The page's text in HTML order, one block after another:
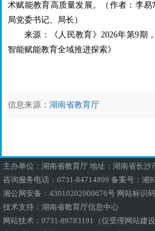
术赋能教育高质量发展。
（ 作者： 李易
局党委书记、局长）
来源：《人民教育》2026年第9期
智能赋能教育全域推进探索》
信息来源： 湖南省教育厅
主办单位：湖南省教育厅 地址：湖南省长沙
咨询服务电话：0731-84714899 备案号： 湘
湘公网安备：43010202000676号 网站标识
技术支持：湖南省教育厅信息中心
网站技术：0731-89783191（仅受理网站建